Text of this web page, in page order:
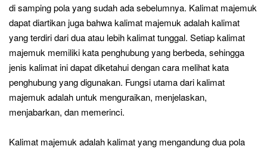
di samping pola yang sudah ada sebelumnya. Kalimat majemuk
dapat diartikan juga bahwa kalimat majemuk adalah kalimat
yang terdiri dari dua atau lebih kalimat tunggal. Setiap kalimat
majemuk memiliki kata penghubung yang berbeda, sehingga
jenis kalimat ini dapat diketahui dengan cara melihat kata
penghubung yang digunakan. Fungsi utama dari kalimat
majemuk adalah untuk menguraikan, menjelaskan,
menjabarkan, dan memerinci.
Kalimat majemuk adalah kalimat yang mengandung dua pola